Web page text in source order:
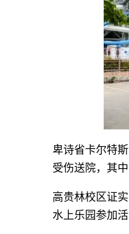
卑诗省卡尔特
受伤送院，其
高贵林校区证
水上乐园参加